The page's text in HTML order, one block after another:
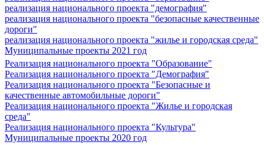
реализация национального проекта "демография"
реализация национального проекта "безопасные качественные
дороги"
реализация национального проекта "жилье и городская среда"
Муниципальные проекты 2021 год
Реализация национального проекта "Образование"
Реализация национального проекта "Демография"
Реализация национального проекта "Безопасные и
качественные автомобильные дороги"
Реализация национального проекта "Жилье и городская
среда"
Реализация национального проекта "Культура"
Муниципальные проекты 2020 год